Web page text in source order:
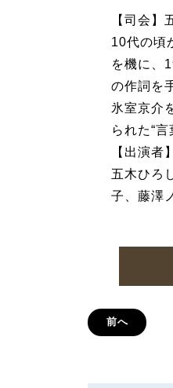
【司会】
10代の頃
を機に、
の作詞を
氷室京介
られた“
【出演
五木ひろ
子、藤澤
前へ